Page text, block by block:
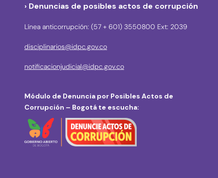
› Denuncias de posibles actos de corrupción
Línea anticorrupción: (57 + 601) 3550800 Ext: 2039
disciplinarios@idpc.gov.co
notificacionjudicial@idpc.gov.co
Módulo de Denuncia por Posibles Actos de
Corrupción – Bogotá te escucha: